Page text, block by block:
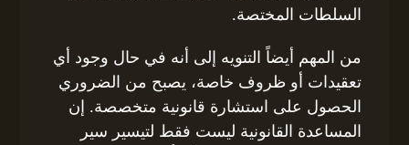
السلطات المختصة.
من المهم أيضاً التنويه إلى أنه في حال وجود أي
تعقيدات أو ظروف خاصة، يصبح من الضروري
الحصول على استشارة قانونية متخصصة. إن
المساعدة القانونية ليست فقط لتيسير سير